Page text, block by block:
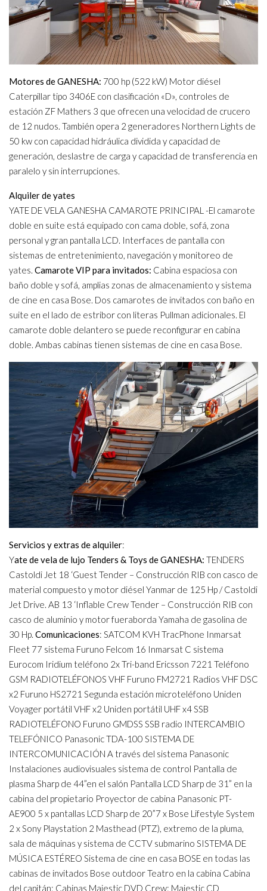
Motores de GANESHA: 700 hp (522 kW) Motor diésel
Caterpillar tipo 3406E con clasificación «D», controles de
estación ZF Mathers 3 que ofrecen una velocidad de crucero
de 12 nudos. También opera 2 generadores Northern Lights de
50 kw con capacidad hidráulica dividida y capacidad de
generación, deslastre de carga y capacidad de transferencia en
paralelo y sin interrupciones.
Alquiler de yates
YATE DE VELA GANESHA CAMAROTE PRINCIPAL -El camarote
doble en suite está equipado con cama doble, sofá, zona
personal y gran pantalla LCD. Interfaces de pantalla con
sistemas de entretenimiento, navegación y monitoreo de
yates. Camarote VIP para invitados: Cabina espaciosa con
baño doble y sofá, amplias zonas de almacenamiento y sistema
de cine en casa Bose. Dos camarotes de invitados con baño en
suite en el lado de estribor con literas Pullman adicionales. El
camarote doble delantero se puede reconfigurar en cabina
doble. Ambas cabinas tienen sistemas de cine en casa Bose.
Servicios y extras de alquiler:
Yate de vela de lujo Tenders & Toys de GANESHA: TENDERS
Castoldi Jet 18 ‘Guest Tender – Construcción RIB con casco de
material compuesto y motor diésel Yanmar de 125 Hp / Castoldi
Jet Drive. AB 13 ‘Inflable Crew Tender – Construcción RIB con
casco de aluminio y motor fueraborda Yamaha de gasolina de
30 Hp. Comunicaciones: SATCOM KVH TracPhone Inmarsat
Fleet 77 sistema Furuno Felcom 16 Inmarsat C sistema
Eurocom Iridium teléfono 2x Tri-band Ericsson 7221 Teléfono
GSM RADIOTELÉFONOS VHF Furuno FM2721 Radios VHF DSC
x2 Furuno HS2721 Segunda estación microteléfono Uniden
Voyager portátil VHF x2 Uniden portátil UHF x4 SSB
RADIOTELÉFONO Furuno GMDSS SSB radio INTERCAMBIO
TELEFÓNICO Panasonic TDA-100 SISTEMA DE
INTERCOMUNICACIÓN A través del sistema Panasonic
Instalaciones audiovisuales sistema de control Pantalla de
plasma Sharp de 44”en el salón Pantalla LCD Sharp de 31” en la
cabina del propietario Proyector de cabina Panasonic PT-
AE900 5 x pantallas LCD Sharp de 20”7 x Bose Lifestyle System
2 x Sony Playstation 2 Masthead (PTZ), extremo de la pluma,
sala de máquinas y sistema de CCTV submarino SISTEMA DE
MÚSICA ESTÉREO Sistema de cine en casa BOSE en todas las
cabinas de invitados Bose outdoor Teatro en la cabina Cabina
del capitán: Cabinas Majestic DVD Crew: Majestic CD